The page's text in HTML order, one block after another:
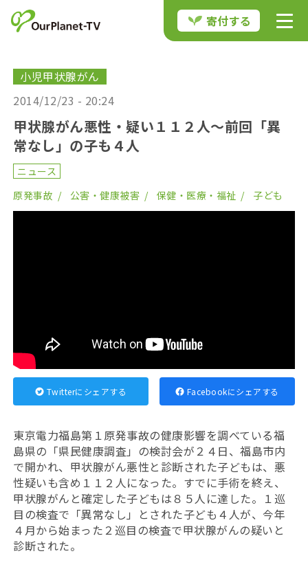
寄付する
小児甲状腺がん
2014/12/23 - 20:24
甲状腺がん悪性・疑い１１２人～前回「異
常なし」の子も４人
ニュース
原発事故
公害・健康被害 保健・医療・福祉 子ども
Twitterにシェアする Facebookにシェアする
東京電力福島第１原発事故の健康影響を調べている福
島県の「県民健康調査」の検討会が２４日、福島市内
で開かれ、甲状腺がん悪性と診断された子どもは、悪
性疑いも含め１１２人になった。すでに手術を終え、
甲状腺がんと確定した子どもは８５人に達した。１巡
目の検査で「異常なし」とされた子ども４人が、今年
４月から始まった２巡目の検査で甲状腺がんの疑いと
診断された。